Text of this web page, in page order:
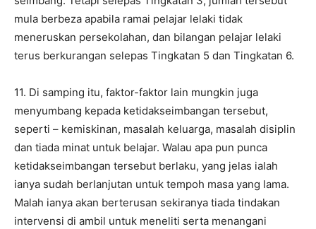
mula berbeza apabila ramai pelajar lelaki tidak
meneruskan persekolahan, dan bilangan pelajar lelaki
terus berkurangan selepas Tingkatan 5 dan Tingkatan 6.
11. Di samping itu, faktor-faktor lain mungkin juga
menyumbang kepada ketidakseimbangan tersebut,
seperti – kemiskinan, masalah keluarga, masalah disiplin
dan tiada minat untuk belajar. Walau apa pun punca
ketidakseimbangan tersebut berlaku, yang jelas ialah
ianya sudah berlanjutan untuk tempoh masa yang lama.
Malah ianya akan berterusan sekiranya tiada tindakan
intervensi di ambil untuk meneliti serta menangani